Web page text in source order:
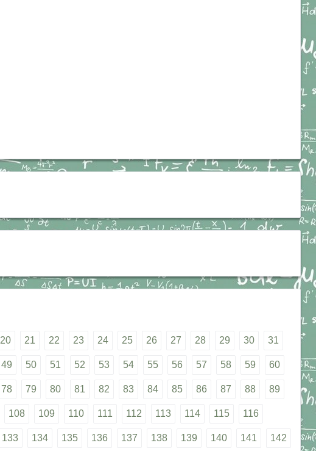
20 21 22 23 24 25 26 27 28 29 30 31
49 50 51 52 53 54 55 56 57 58 59 60
78 79 80 81 82 83 84 85 86 87 88 89
108 109 110 111 112 113 114 115 116
133 134 135 136 137 138 139 140 141 142